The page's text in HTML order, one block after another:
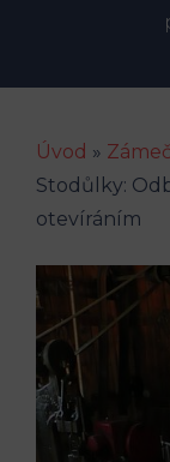
Úvod »
Stodůlky:
otevíráním